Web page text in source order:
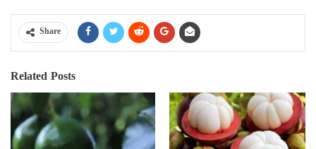
Share
Related Posts